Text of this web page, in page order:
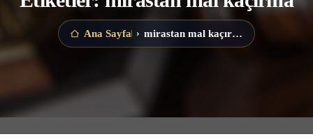
Ana Sayfa › mirastan mal kaçırma